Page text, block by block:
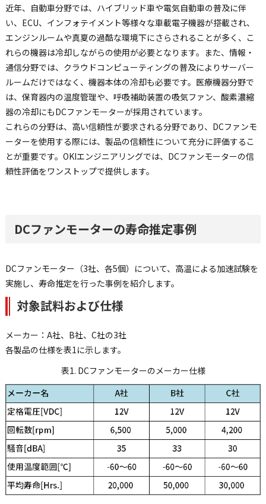
近年、自動車分野では、ハイブリッド車や電気自動車の普及に伴
い、ECU、インフォテイメント等様々な車載電子機器が搭載され、
エンジンルームや真夏の過酷な環境下にさらされることが多く、こ
れらの機器は冷却しながらの使用が必要となります。また、情報・
通信分野では、クラウドコンピューティングの普及によりサーバー
ルームだけではなく、機器本体の冷却も必要です。医療機器分野で
は、保育器内の温度管理や、呼吸補助装置の吸気ファン、酸素濃縮
器の冷却にもDCファンモーターが採用されています。
これらの分野は、高い信頼性が要求される分野であり、DCファンモ
ーターを使用する際には、製品の信頼性について充分に評価するこ
とが重要です。OKIエンジニアリングでは、DCファンモーターの信
頼性評価をワンストップで提供します。
DCファンモーターの寿命推定事例
DCファンモーター（3社、各5個）について、高温による加速試験を
実施し、寿命推定を行った事例を紹介します。
対象試料および仕様
メーカー：A社、B社、C社の3社
各製品の仕様を表1に示します。
表1. DCファンモーターのメーカー仕様